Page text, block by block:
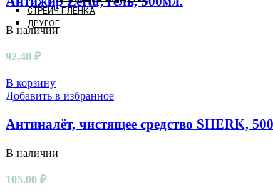
СТРЕЙЧ-ПЛЕНКА
ДРУГОЕ
В наличии
92.40 ₽
В корзину
Добавить в избранное
Антиналёт, чистящее средство SHERK,
В наличии
105.00 ₽